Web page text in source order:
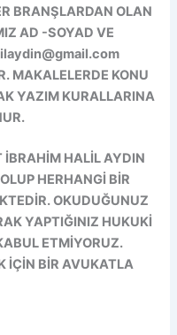
BRANŞLARDAN OLAN
AD -SOYAD VE
MAKALELERDE KONU
YAZIM KURALLARINA
İBRAHİM HALİL AYDIN
HERHANGİ BİR
OKUDUĞUNUZ
YAPTIĞINIZ HUKUKİ
ETMİYORUZ.
İÇİN BİR AVUKATLA